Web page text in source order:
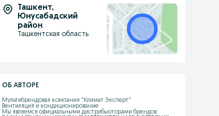
Ташкент,
Юнусабадский
район
Ташкентская область
ОБ АВТОРЕ
Мультибрендовая компания "Климат Эксперт"
Вентиляция и кондиционирование
Мы являемся официальными дистрибьюторами брендов: